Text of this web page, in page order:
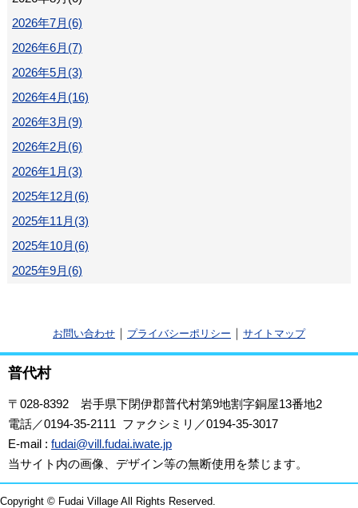
2026年7月(6)
2026年6月(7)
2026年5月(3)
2026年4月(16)
2026年3月(9)
2026年2月(6)
2026年1月(3)
2025年12月(6)
2025年11月(3)
2025年10月(6)
2025年9月(6)
お問い合わせ プライバシーポリシー サイトマップ
普代村
〒028-8392 岩手県下閉伊郡普代村第9地割字銅屋13番地2
電話／0194-35-2111 ファクシミリ／0194-35-3017
E-mail : fudai@vill.fudai.iwate.jp
当サイト内の画像、デザイン等の無断使用を禁じます。
Copyright © Fudai Village All Rights Reserved.